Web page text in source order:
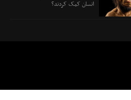
انسان کمک کردند؟